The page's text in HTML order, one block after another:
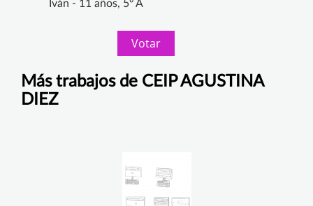
Iván - 11 años, 5º A
Votar
Más trabajos de CEIP AGUSTINA
DIEZ